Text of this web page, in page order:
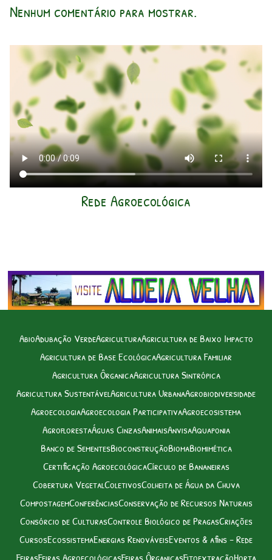
Nenhum comentário para mostrar.
Rede Agroecológica
AbioAdubação VerdeAgriculturaAgricultura de Baixo Impacto
Agricultura de Base EcológicaAgricultura Familiar
Agricultura ÔrganicaAgricultura Sintrópica
Agricultura SustentávelAgricultura UrbanaAgrobiodiversidade
AgroecologiaAgroecologia ParticipativaAgroecosistema
AgroflorestaÁguas CinzasAnimaisAnvisaAquaponia
Banco de SementesBioconstruçãoBiomaBiomimética
Certificação AgroecológicaCírculo de Bananeiras
Cobertura VegetalColetivosColheita de Água da Chuva
CompostagemConferênciasConservação de Recursos Naturais
Consórcio de CulturasControle Biológico de PragasCriações
CursosEcossistemaEnergias RenováveisEventos & afins – Rede
FeirasFeiras AgroecológicasFeiras ÔrganicasFitoextraçãoHorta